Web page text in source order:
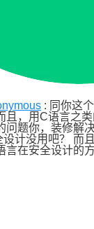
: 同你这
且，用C语言之
问题你，装修解
计没用吧？ 而
言在安全设计的